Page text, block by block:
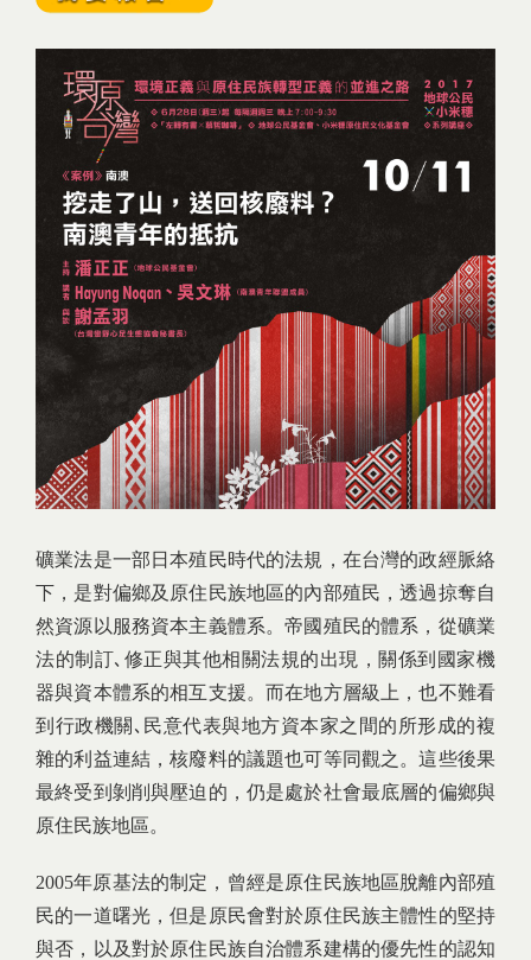
礦業法是一部日本殖民時代的法規，在台灣的政經脈絡
下，是對偏鄉及原住民族地區的內部殖民，透過掠奪自
然資源以服務資本主義體系。帝國殖民的體系，從礦業
法的制訂､修正與其他相關法規的出現，關係到國家機
器與資本體系的相互支援。而在地方層級上，也不難看
到行政機關､民意代表與地方資本家之間的所形成的複
雜的利益連結，核廢料的議題也可等同觀之。這些後果
最終受到剝削與壓迫的，仍是處於社會最底層的偏鄉與
原住民族地區。
2005年原基法的制定，曾經是原住民族地區脫離內部殖
民的一道曙光，但是原民會對於原住民族主體性的堅持
與否，以及對於原住民族自治體系建構的優先性的認知